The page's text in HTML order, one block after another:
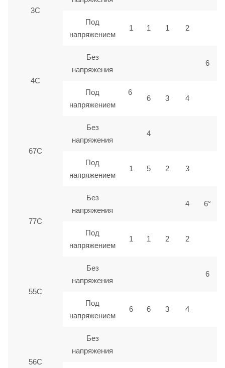
3С
Под
напряжением
1 1 1 2
4С
Без
напряжения
6
Под
напряжением
6
6 3 4
67С
Без
напряжения
4
Под
напряжением
1 5 2 3
77С
Без
напряжения
4 6°
Под
напряжением
1 1 2 2
55С
Без
напряжения
6
Под
напряжением
6 6 3 4
56С
Без
напряжения